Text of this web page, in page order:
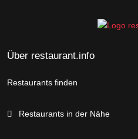
Über restaurant.info
Restaurants finden
Restaurants in der Nähe